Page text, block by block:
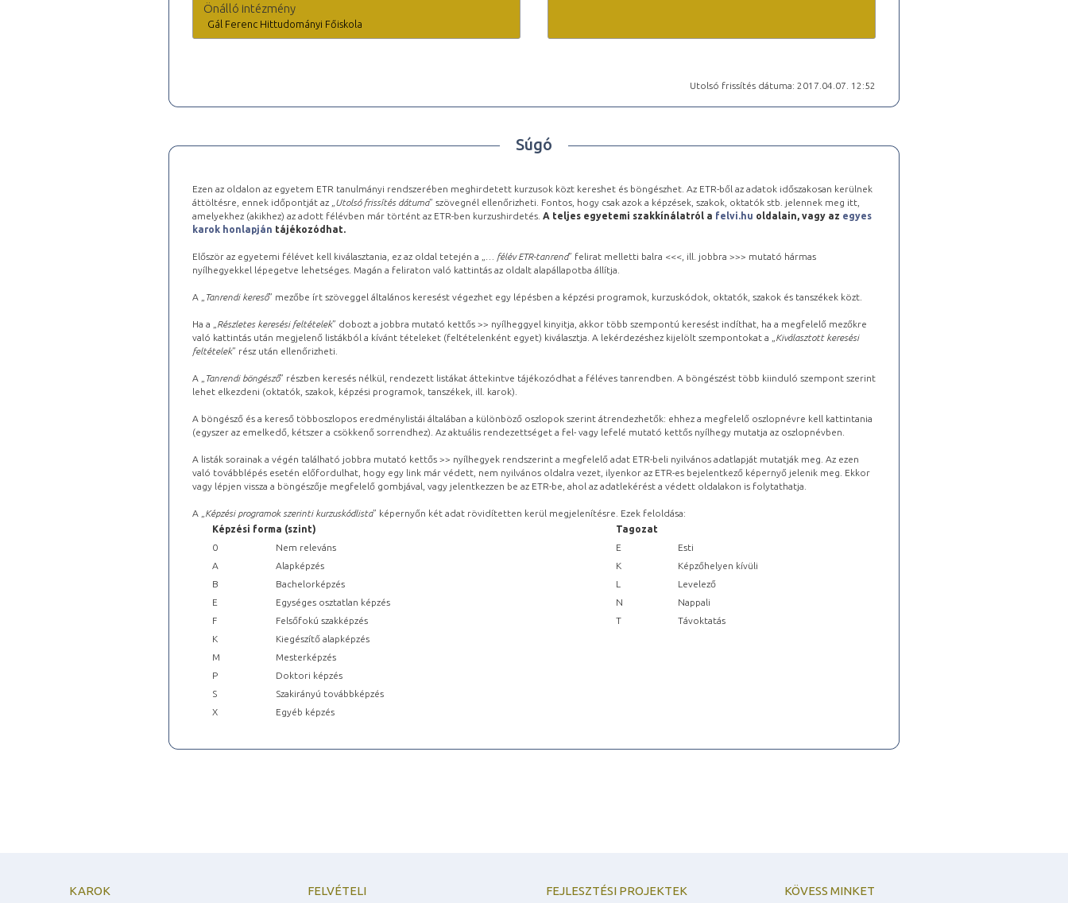
Önálló intézmény
Gál Ferenc Hittudományi Főiskola
Utolsó frissítés dátuma: 2017.04.07. 12:52
Súgó
Ezen az oldalon az egyetem ETR tanulmányi rendszerében meghirdetett kurzusok közt kereshet és böngészhet. Az ETR-ből az adatok időszakosan kerülnek
áttöltésre, ennek időpontját az „ Utolsó frissítés dátuma” szövegnél ellenőrizheti. Fontos, hogy csak azok a képzések, szakok, oktatók stb. jelennek meg itt,
amelyekhez (akikhez) az adott félévben már történt az ETR-ben kurzushirdetés. A teljes egyetemi szakkínálatról a felvi.hu oldalain, vagy az egyes
karok honlapján tájékozódhat.
Először az egyetemi félévet kell kiválasztania, ez az oldal tetején a „ … félév ETR-tanrend” felirat melletti balra <<<, ill. jobbra >>> mutató hármas
nyílhegyekkel lépegetve lehetséges. Magán a feliraton való kattintás az oldalt alapállapotba állítja.
A „ Tanrendi kereső” mezőbe írt szöveggel általános keresést végezhet egy lépésben a képzési programok, kurzuskódok, oktatók, szakok és tanszékek közt.
Ha a „ Részletes keresési feltételek” dobozt a jobbra mutató kettős >> nyílheggyel kinyitja, akkor több szempontú keresést indíthat, ha a megfelelő mezőkre
való kattintás után megjelenő listákból a kívánt tételeket (feltételenként egyet) kiválasztja. A lekérdezéshez kijelölt szempontokat a „ Kiválasztott keresési
feltételek” rész után ellenőrizheti.
A „ Tanrendi böngésző” részben keresés nélkül, rendezett listákat áttekintve tájékozódhat a féléves tanrendben. A böngészést több kiinduló szempont szerint
lehet elkezdeni (oktatók, szakok, képzési programok, tanszékek, ill. karok).
A böngésző és a kereső többoszlopos eredménylistái általában a különböző oszlopok szerint átrendezhetők: ehhez a megfelelő oszlopnévre kell kattintania
(egyszer az emelkedő, kétszer a csökkenő sorrendhez). Az aktuális rendezettséget a fel- vagy lefelé mutató kettős nyílhegy mutatja az oszlopnévben.
A listák sorainak a végén található jobbra mutató kettős >> nyílhegyek rendszerint a megfelelő adat ETR-beli nyilvános adatlapját mutatják meg. Az ezen
való továbblépés esetén előfordulhat, hogy egy link már védett, nem nyilvános oldalra vezet, ilyenkor az ETR-es bejelentkező képernyő jelenik meg. Ekkor
vagy lépjen vissza a böngészője megfelelő gombjával, vagy jelentkezzen be az ETR-be, ahol az adatlekérést a védett oldalakon is folytathatja.
A „ Képzési programok szerinti kurzuskódlista” képernyőn két adat rövidítetten kerül megjelenítésre. Ezek feloldása:
Képzési forma (szint)
Tagozat
0
Nem releváns E
Esti
A
Alapképzés K
Képzőhelyen kívüli
B
Bachelorképzés L
Levelező
E
Egységes osztatlan képzés N
Nappali
F
Felsőfokú szakképzés T
Távoktatás
K
Kiegészítő alapképzés
M
Mesterképzés
P
Doktori képzés
S
Szakirányú továbbképzés
X
Egyéb képzés
KAROK FELVÉTELI FEJLESZTÉSI PROJEKTEK KÖVESS MINKET